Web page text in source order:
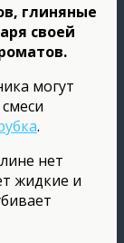
глиняные
своей
могут
.
нет
жидкие и